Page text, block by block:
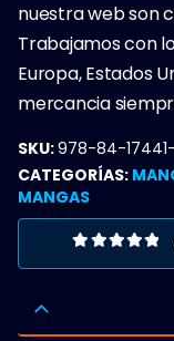
nuestra web son
Trabajamos con
Europa, Estados
mercancia
SKU:978-84-
CATEGORÍAS:
MANGAS